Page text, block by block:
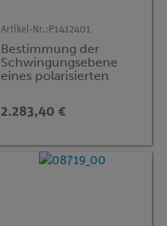
Artikel-Nr.: P1412401
Bestimmung der
Schwingungsebene
eines polarisierten
nach Malus -
2.283,40 €